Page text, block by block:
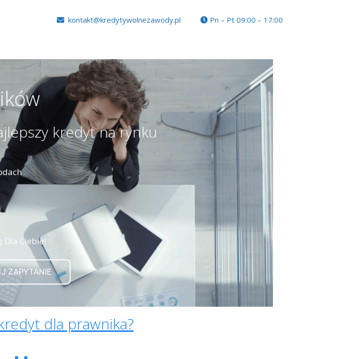
kontakt@kredytywolnezawody.pl Pn – Pt 09:00 – 17:00
kredyt na rynku​
Dla Ciebie!
ZAPYTANIE
dla prawnika?